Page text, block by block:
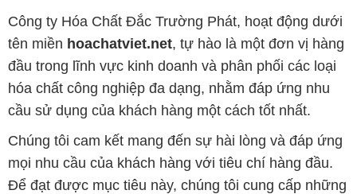
Công ty Hóa Chất Đắc Trường Phát, hoạt động dưới
tên miền hoachatviet.net, tự hào là một đơn vị hàng
đầu trong lĩnh vực kinh doanh và phân phối các loại
hóa chất công nghiệp đa dạng, nhằm đáp ứng nhu
cầu sử dụng của khách hàng một cách tốt nhất.
Chúng tôi cam kết mang đến sự hài lòng và đáp ứng
mọi nhu cầu của khách hàng với tiêu chí hàng đầu.
Để đạt được mục tiêu này, chúng tôi cung cấp những